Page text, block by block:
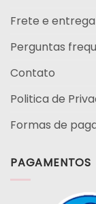
Frete e entrega
Perguntas
Contato
Politica de
Formas de
PAGAMENTOS